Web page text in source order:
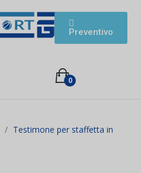
Preventivo
0
Testimone per staffetta in